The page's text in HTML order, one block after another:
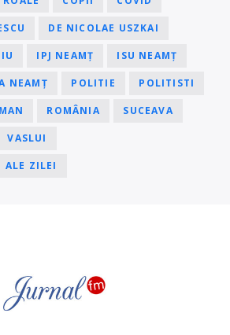
DE NICOLAE USZKAI
IPJ NEAMȚ ISU NEAMȚ
NEAMȚ POLITIE POLITISTI
ROMÂNIA SUCEAVA
VASLUI
ALE ZILEI